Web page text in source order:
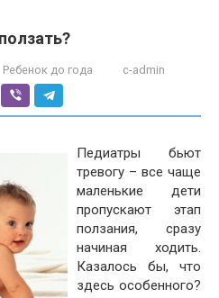
Ребенок до года c-admin
Педиатры бьют
тревогу – все чаще
маленькие дети
пропускают этап
ползания, сразу
начиная ходить.
Казалось бы, что
здесь особенного?